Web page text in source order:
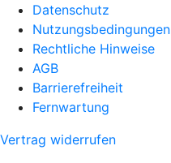
Datenschutz
Nutzungsbedingungen
Rechtliche Hinweise
AGB
Barrierefreiheit
Fernwartung
Vertrag widerrufen